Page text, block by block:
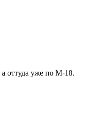
оттуда уже по М-18.